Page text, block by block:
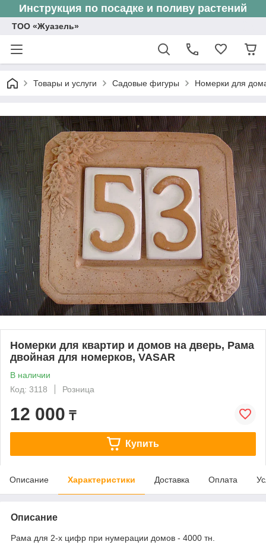
Инструкция по посадке и поливу растений
ТОО «Жуазель»
Товары и услуги Садовые фигуры Номерки для
Номерки для квартир и домов на дверь, Рама
двойная для номерков, VASAR
В наличии
Код: 3118
Розница
12 000 ₸
Купить
Описание Характеристики Доставка Оплата
Описание
Рама для 2-х цифр при нумерации домов - 4000 тн.